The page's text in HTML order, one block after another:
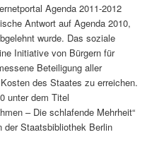
Agenda 2011-2012
Antwort auf Agenda 2010,
wurde. Das soziale
Initiative von Bürgern für
Beteiligung aller
des Staates zu erreichen.
unter dem Titel
– Die schlafende Mehrheit“
der Staatsbibliothek Berlin